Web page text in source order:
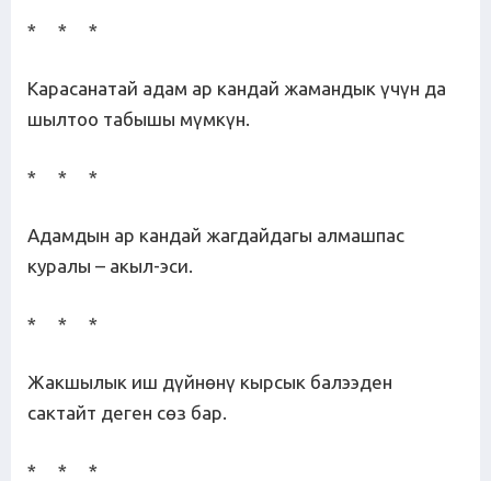
* * *
Карасанатай адам ар кандай жамандык үчүн да
шылтоо табышы мүмкүн.
* * *
Адамдын ар кандай жагдайдагы алмашпас
куралы – акыл-эси.
* * *
Жакшылык иш дүйнөнү кырсык балээден
сактайт деген сөз бар.
* * *